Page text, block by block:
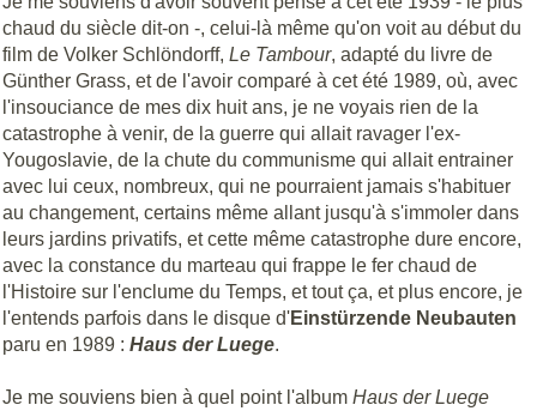
chaud du siècle dit-on -, celui-là même qu'on voit au début du
film de Volker Schlöndorff, Le Tambour, adapté du livre de
Günther Grass, et de l'avoir comparé à cet été 1989, où, avec
l'insouciance de mes dix huit ans, je ne voyais rien de la
catastrophe à venir, de la guerre qui allait ravager l'ex-
Yougoslavie, de la chute du communisme qui allait entrainer
avec lui ceux, nombreux, qui ne pourraient jamais s'habituer
au changement, certains même allant jusqu'à s'immoler dans
leurs jardins privatifs, et cette même catastrophe dure encore,
avec la constance du marteau qui frappe le fer chaud de
l'Histoire sur l'enclume du Temps, et tout ça, et plus encore, je
l'entends parfois dans le disque d'Einstürzende Neubauten
paru en 1989 : Haus der Luege.
Je me souviens bien à quel point l'album Haus der Luege